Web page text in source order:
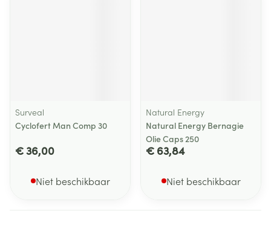
Surveal
Cyclofert Man Comp 30
€ 36,00
Niet beschikbaar
Natural Energy
Natural Energy Bernagie
Olie Caps 250
€ 63,84
Niet beschikbaar